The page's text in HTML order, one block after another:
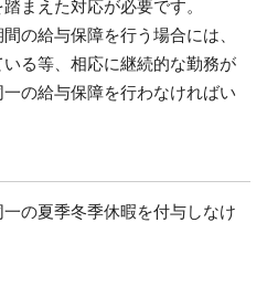
まえた対応が必要です。
の給与保障を行う場合には、
る等、相応に継続的な勤務が
の給与保障を行わなければい
の夏季冬季休暇を付与しなけ